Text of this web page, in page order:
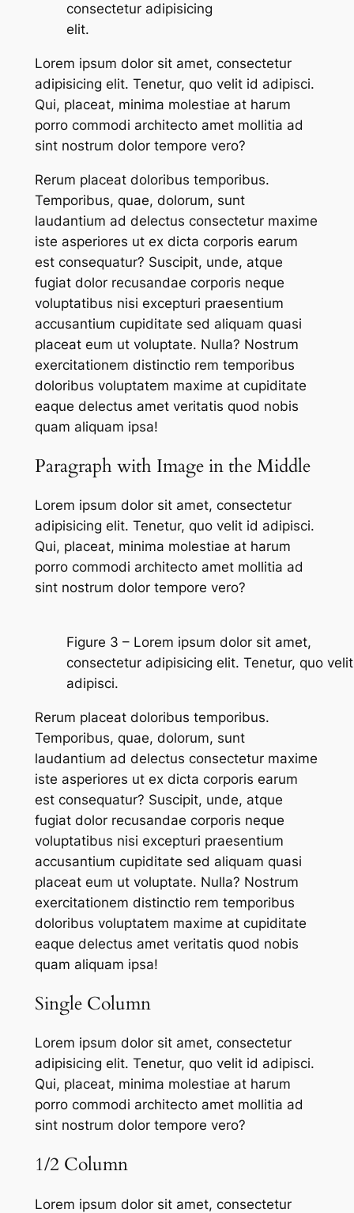
consectetur adipisicing
elit.
Lorem ipsum dolor sit amet, consectetur
adipisicing elit. Tenetur, quo velit id adipisci.
Qui, placeat, minima molestiae at harum
porro commodi architecto amet mollitia ad
sint nostrum dolor tempore vero?
Rerum placeat doloribus temporibus.
Temporibus, quae, dolorum, sunt
laudantium ad delectus consectetur maxime
iste asperiores ut ex dicta corporis earum
est consequatur? Suscipit, unde, atque
fugiat dolor recusandae corporis neque
voluptatibus nisi excepturi praesentium
accusantium cupiditate sed aliquam quasi
placeat eum ut voluptate. Nulla? Nostrum
exercitationem distinctio rem temporibus
doloribus voluptatem maxime at cupiditate
eaque delectus amet veritatis quod nobis
quam aliquam ipsa!
Paragraph with Image in the Middle
Lorem ipsum dolor sit amet, consectetur
adipisicing elit. Tenetur, quo velit id adipisci.
Qui, placeat, minima molestiae at harum
porro commodi architecto amet mollitia ad
sint nostrum dolor tempore vero?
Figure 3 – Lorem ipsum dolor sit amet,
consectetur adipisicing elit. Tenetur, quo
adipisci.
Rerum placeat doloribus temporibus.
Temporibus, quae, dolorum, sunt
laudantium ad delectus consectetur maxime
iste asperiores ut ex dicta corporis earum
est consequatur? Suscipit, unde, atque
fugiat dolor recusandae corporis neque
voluptatibus nisi excepturi praesentium
accusantium cupiditate sed aliquam quasi
placeat eum ut voluptate. Nulla? Nostrum
exercitationem distinctio rem temporibus
doloribus voluptatem maxime at cupiditate
eaque delectus amet veritatis quod nobis
quam aliquam ipsa!
Single Column
Lorem ipsum dolor sit amet, consectetur
adipisicing elit. Tenetur, quo velit id adipisci.
Qui, placeat, minima molestiae at harum
porro commodi architecto amet mollitia ad
sint nostrum dolor tempore vero?
1/2 Column
Lorem ipsum dolor sit amet, consectetur